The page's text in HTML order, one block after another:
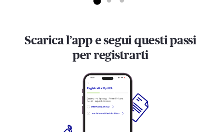
Scarica l’app e segui questi passi
per registrarti